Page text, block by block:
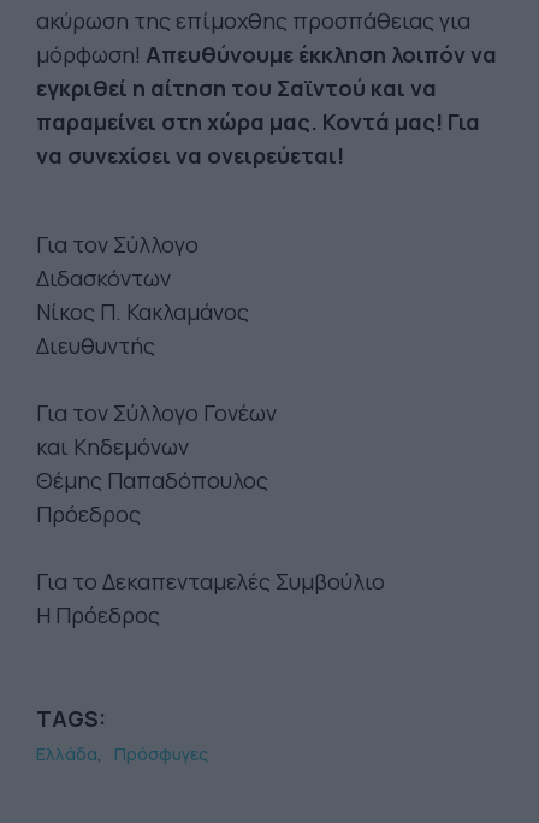
ακύρωση της επίμοχθης προσπάθειας για
μόρφωση! Απευθύνουμε έκκληση λοιπόν να
εγκριθεί η αίτηση του Σαϊντού και να
παραμείνει στη χώρα μας. Κοντά μας! Για
να συνεχίσει να ονειρεύεται!
Για τον Σύλλογο
Διδασκόντων
Νίκος Π. Κακλαμάνος
Διευθυντής
Για τον Σύλλογο Γονέων
και Κηδεμόνων
Θέμης Παπαδόπουλος
Πρόεδρος
Για το Δεκαπενταμελές Συμβούλιο
Η Πρόεδρος
TAGS:
Ελλάδα Πρόσφυγες